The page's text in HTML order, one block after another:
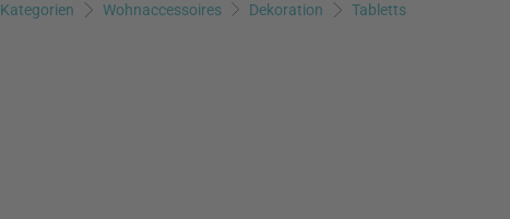
Kategorien Wohnaccessoires Dekoration Tabletts